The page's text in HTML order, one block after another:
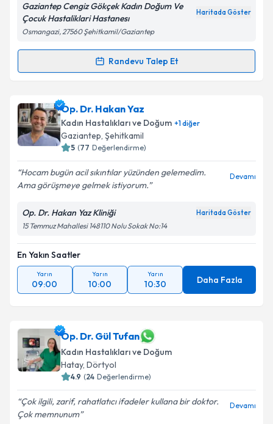
Gaziantep Cengiz Gökçek Kadın Doğum Ve
Çocuk Hastaliklari Hastanesı
Haritada Göster
Osmangazi, 27560 Şehitkamil/Gaziantep
Randevu Talep Et
Randevu Takvimi Talebi
Uzm. Dr. Abdülkadir Murat Aksoy
takvimi talebi oluşturun. Size bu uzmandan randevu
almanız için bir takvim hazırlandığında e-posta ile
bilgilendireceğiz.
E-posta Adresiniz
Kişisel verilerimin işlenmesine ilişkin
Metni'ni okudum ve kişisel verilerimin belirtilen
kapsamda işlenmesini kabul ediyorum.
Takvim Talebini Gönder
Op. Dr. Hakan Yaz
Kadın Hastalıkları ve Doğum +1diğer
Gaziantep, Şehitkamil
5 (77 Değerlendirme)
Hocam bugün acil sıkıntılar yüzünden gelemedim.
Ama görüşmeye gelmek istiyorum.
Devamı
Op. Dr. Hakan Yaz Kliniği Haritada Göster
15 Temmuz Mahallesi 148110 Nolu Sokak No:14
En Yakın Saatler
Yarın
09:00
Yarın
10:00
Yarın
10:30 Daha Fazla
Op. Dr. Gül Tufan
Kadın Hastalıkları ve Doğum
Hatay, Dörtyol
4.9 (24 Değerlendirme)
Çok ilgili, zarif, rahatlatıcı ifadeler kullana bir doktor.
Çok memnunum
Devamı